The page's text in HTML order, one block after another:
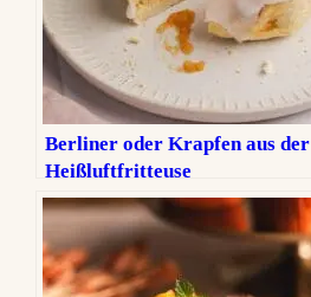
Berliner oder Krapfen aus der
Heißluftfritteuse